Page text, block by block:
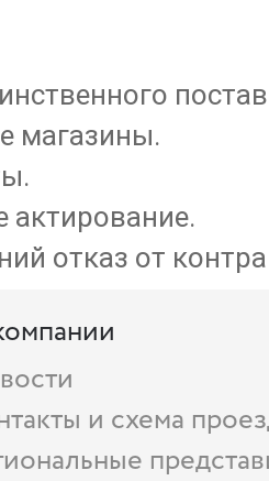
магазины.
актирование.
отказ от
и схема